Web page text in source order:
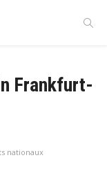
Frankfurt-
nationaux